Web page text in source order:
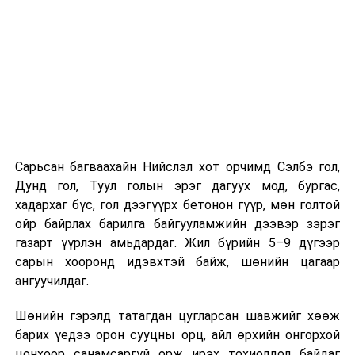
Сарьсан багваахайн Нийслэл хот орчимд Сэлбэ гол,
Дунд гол, Туул голын эрэг дагуух мод, бургас,
хадархаг бүс, гол дээгүүрх бетонон гүүр, мөн голтой
ойр байрлах барилга байгууламжийн дээвэр зэрэг
газарт үүрлэн амьдардаг. Жил бүрийн 5–9 дүгээр
сарын хооронд идэвхтэй байж, шөнийн цагаар
ангуучилдаг.
Шөнийн гэрэлд татагдан цугларсан шавжийг хөөж
барих үедээ орон сууцны орц, айл өрхийн онгорхой